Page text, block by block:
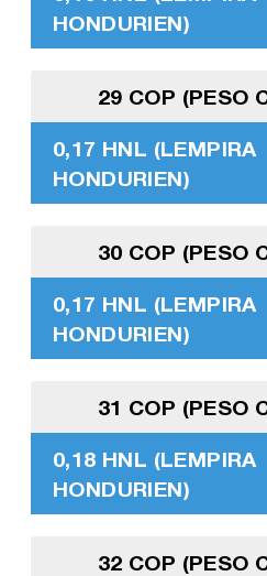
HONDURIEN)
29 COP (PESO
0,17 HNL (LEMPIRA
HONDURIEN)
30 COP (PESO
0,17 HNL (LEMPIRA
HONDURIEN)
31 COP (PESO
0,18 HNL (LEMPIRA
HONDURIEN)
32 COP (PESO